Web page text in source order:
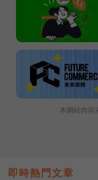
本網站內容
即時熱門文章